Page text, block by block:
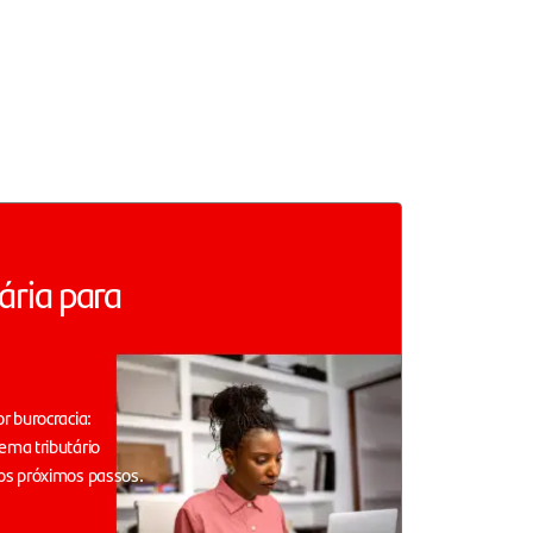
para
burocracia:
tributário
próximos passos.